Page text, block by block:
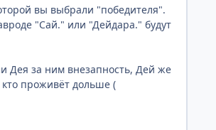
вы выбрали "победителя".
"Сай." или "Дейдара." будут
Дея за ним внезапность, Дей же
кто проживёт дольше (